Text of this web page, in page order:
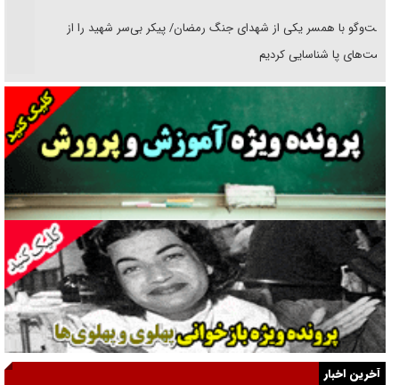
گفت‌وگو با همسر یکی از شهدای جنگ رمضان/ پیکر بی‌سر شهید را از
انگشت‌های پا شناسایی کردیم
نسلی که آنلاین الگو می‌گیرد
گفت‌وگو با آیت‌الله جاودان/ جفای مخالفان مکانت معنوی رهبر شهید را
ارتقا می‌داد
راننده مست به قانون می‌خندد
همه آقای دوربینی شده‌ایم!
قصه ناتمام سرویس مدارس
آیا مقاومت فلسطین خلع‌سلاح می‌شود؟
الگوی وحدت‌آفرین در ادراک سیاست خارجی
آخرین اخبار